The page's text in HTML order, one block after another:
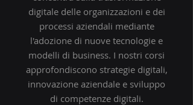
digitale delle organizzazioni e dei
processi aziendali mediante
l'adozione di nuove tecnologie e
modelli di business. I nostri corsi
approfondiscono strategie digitali,
innovazione aziendale e sviluppo
di competenze digitali.